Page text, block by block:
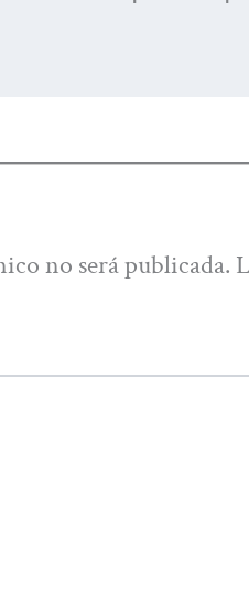
no será publicada.